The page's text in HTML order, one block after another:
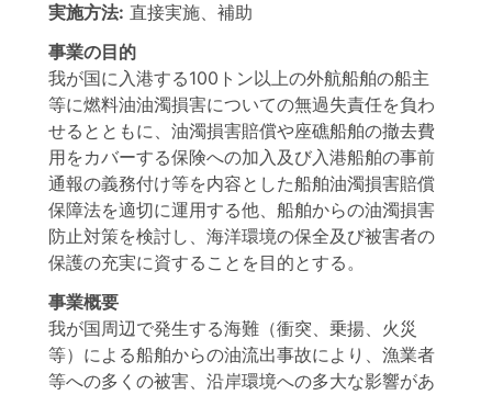
実施方法: 直接実施、補助
事業の目的
我が国に入港する100トン以上の外航船舶の船主
等に燃料油油濁損害についての無過失責任を負わ
せるとともに、油濁損害賠償や座礁船舶の撤去費
用をカバーする保険への加入及び入港船舶の事前
通報の義務付け等を内容とした船舶油濁損害賠償
保障法を適切に運用する他、船舶からの油濁損害
防止対策を検討し、海洋環境の保全及び被害者の
保護の充実に資することを目的とする。
事業概要
我が国周辺で発生する海難（衝突、乗揚、火災
等）による船舶からの油流出事故により、漁業者
等への多くの被害、沿岸環境への多大な影響があ